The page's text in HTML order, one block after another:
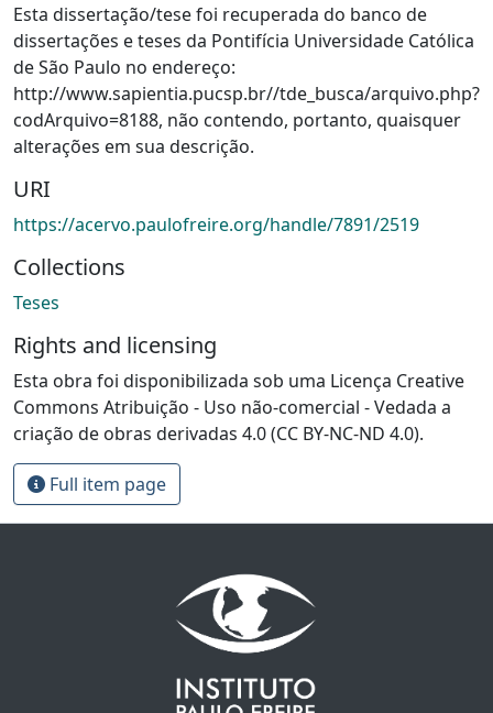
Esta dissertação/tese foi recuperada do banco de
dissertações e teses da Pontifícia Universidade Católica
de São Paulo no endereço:
http://www.sapientia.pucsp.br//tde_busca/arquivo.php?
codArquivo=8188, não contendo, portanto, quaisquer
alterações em sua descrição.
URI
https://acervo.paulofreire.org/handle/7891/2519
Collections
Teses
Rights and licensing
Esta obra foi disponibilizada sob uma Licença Creative
Commons Atribuição - Uso não-comercial - Vedada a
criação de obras derivadas 4.0 (CC BY-NC-ND 4.0).
Full item page